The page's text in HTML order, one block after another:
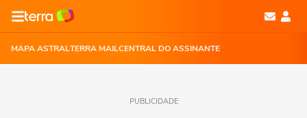
MAPA ASTRALTERRA MAILCENTRAL DO ASSINANTE
PUBLICIDADE